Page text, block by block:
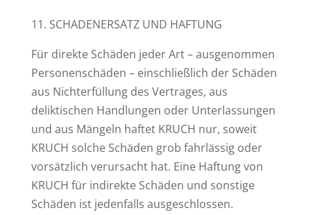
11. SCHADENERSATZ UND HAFTUNG
Für direkte Schäden jeder Art – ausgenommen
Personenschäden – einschließlich der Schäden
aus Nichterfüllung des Vertrages, aus
deliktischen Handlungen oder Unterlassungen
und aus Mängeln haftet KRUCH nur, soweit
KRUCH solche Schäden grob fahrlässig oder
vorsätzlich verursacht hat. Eine Haftung von
KRUCH für indirekte Schäden und sonstige
Schäden ist jedenfalls ausgeschlossen.